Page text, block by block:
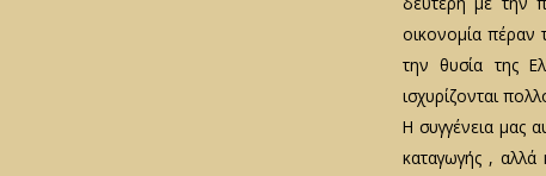
οικονομία πέραν
την θυσία της
ισχυρίζονται
Η συγγένεια μας
καταγωγής ,